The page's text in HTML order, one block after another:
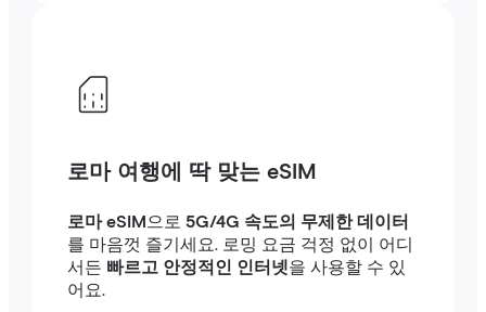
로마 여행에 딱 맞는 eSIM
로마 eSIM 으로 5G/4G 속도의 무제한 데이터
를 마음껏 즐기세요. 로밍 요금 걱정 없이 어디
서든 빠르고 안정적인 인터넷을 사용할 수 있
어요.